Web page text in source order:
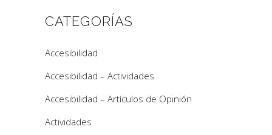
CATEGORÍAS
Accesibilidad
Accesibilidad – Actividades
Accesibilidad – Artículos de Opinión
Actividades